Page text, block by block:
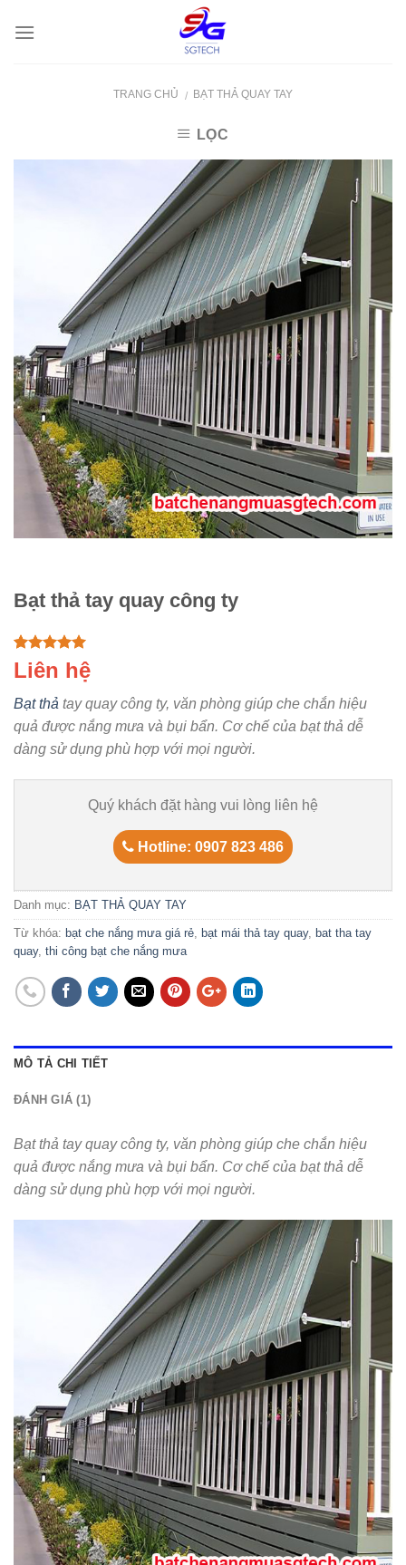
TRANG CHỦ / BẠT THẢ QUAY TAY
LỌC
Bạt thả tay quay công ty
Rated5.00
out of 5
1
customer
rating
Liên hệ
Bạt thả tay quay công ty, văn phòng giúp che chắn hiệu
quả được nắng mưa và bụi bẩn. Cơ chế của bạt thả dễ
dàng sử dụng phù hợp với mọi người.
Quý khách đặt hàng vui lòng liên hệ
Hotline: 0907 823 486
Danh mục: BẠT THẢ QUAY TAY
Từ khóa: bạt che nắng mưa giá rẻ, bạt mái thả tay quay, bat tha tay
quay, thi công bạt che nắng mưa
MÔ TẢ CHI TIẾT
ĐÁNH GIÁ (1)
Bạt thả tay quay công ty, văn phòng giúp che chắn hiệu
quả được nắng mưa và bụi bẩn. Cơ chế của bạt thả dễ
dàng sử dụng phù hợp với mọi người.